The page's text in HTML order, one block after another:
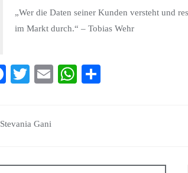
„Wer die Daten seiner Kunden versteht und
im Markt durch.“ – Tobias Wehr
Fa
ok
T
r
E
W
Stevania Gani